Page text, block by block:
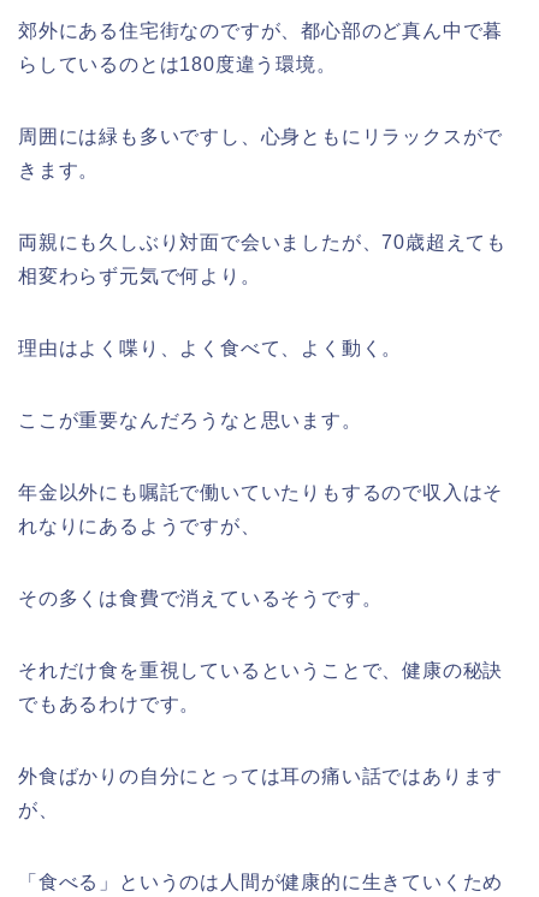
郊外にある住宅街なのですが、都心部のど真ん中で暮
らしているのとは180度違う環境。
周囲には緑も多いですし、心身ともにリラックスがで
きます。
両親にも久しぶり対面で会いましたが、70歳超えても
相変わらず元気で何より。
理由はよく喋り、よく食べて、よく動く。
ここが重要なんだろうなと思います。
年金以外にも嘱託で働いていたりもするので収入はそ
れなりにあるようですが、
その多くは食費で消えているそうです。
それだけ食を重視しているということで、健康の秘訣
でもあるわけです。
外食ばかりの自分にとっては耳の痛い話ではあります
が、
「食べる」というのは人間が健康的に生きていくため